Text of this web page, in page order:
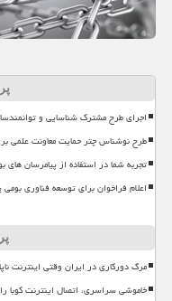
اجرای طرح مشترک شناسایی و
طرح نوشناس چتر حمایت معاونت علمی
تجربه شما در استفاده از پیامرسان های
اعلام فراخوان برای توسعه فناوری
مرگ دورکاری در ایران وقتی اینترنت
خاموشی سراسری، اتصال اینترنت کوبا